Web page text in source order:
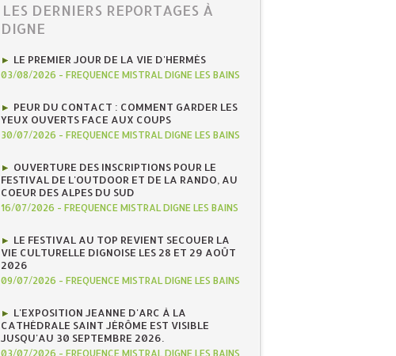
LES DERNIERS REPORTAGES À
DIGNE
LE PREMIER JOUR DE LA VIE D'HERMÈS
03/08/2026 - FREQUENCE MISTRAL DIGNE LES BAINS
PEUR DU CONTACT : COMMENT GARDER LES
YEUX OUVERTS FACE AUX COUPS
30/07/2026 - FREQUENCE MISTRAL DIGNE LES BAINS
OUVERTURE DES INSCRIPTIONS POUR LE
FESTIVAL DE L'OUTDOOR ET DE LA RANDO, AU
COEUR DES ALPES DU SUD
16/07/2026 - FREQUENCE MISTRAL DIGNE LES BAINS
LE FESTIVAL AU TOP REVIENT SECOUER LA
VIE CULTURELLE DIGNOISE LES 28 ET 29 AOÛT
2026
09/07/2026 - FREQUENCE MISTRAL DIGNE LES BAINS
L'EXPOSITION JEANNE D'ARC À LA
CATHÉDRALE SAINT JÉRÔME EST VISIBLE
JUSQU'AU 30 SEPTEMBRE 2026.
03/07/2026 - FREQUENCE MISTRAL DIGNE LES BAINS